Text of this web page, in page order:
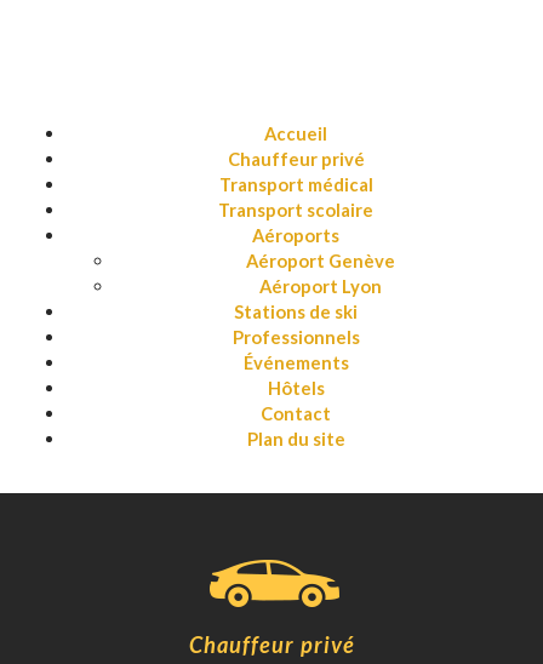
Accueil
Chauffeur privé
Transport médical
Transport scolaire
Aéroports
Aéroport Genève
Aéroport Lyon
Stations de ski
Professionnels
Événements
Hôtels
Contact
Plan du site
Chauffeur privé